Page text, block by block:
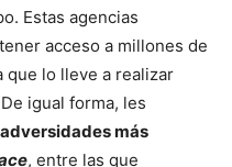
Estas agencias
acceso a millones de
lo lleve a realizar
igual forma, les
más
, entre las que